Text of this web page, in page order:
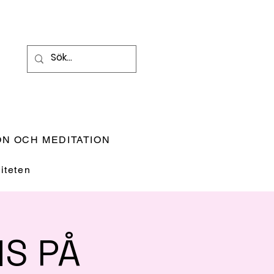
OCH MEDITATION
PÅ